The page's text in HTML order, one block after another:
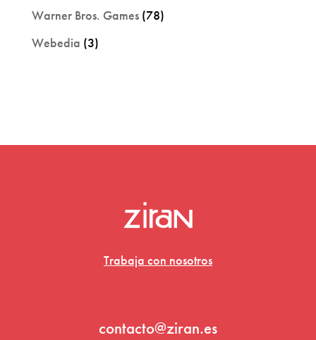
Warner Bros. Games(78)
Webedia (3)
Trabaja con nosotros
contacto@ziran.es